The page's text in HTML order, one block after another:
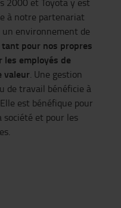
à notre partenariat
environnement de
pour nos propres
les employés de
valeur. Une gestion
de travail bénéficie à
est bénéfique pour
société et pour les